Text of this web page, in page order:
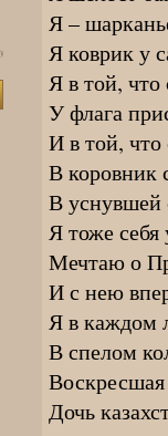
Я –
Я коврик у
Я в той,
У флага
И в той, что
В коровник
В уснувшей
Я тоже себя
Мечтаю о
И с нею
Я в каждом
В спелом
Воскресшая
Дочь